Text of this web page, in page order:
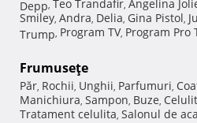
Depp, Teo Trandafir, Angelina
Smiley, Andra, Delia, Gina Pistol,
Trump, Program TV, Program Pro
Frumuseţe
Păr, Rochii, Unghii, Parfumuri,
Manichiura, Sampon, Buze,
Tratament celulita, Salonul de